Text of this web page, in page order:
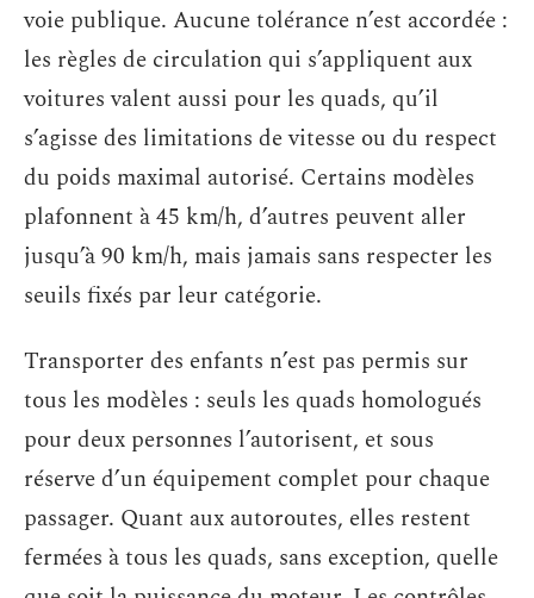
voie publique. Aucune tolérance n’est accordée :
les règles de circulation qui s’appliquent aux
voitures valent aussi pour les quads, qu’il
s’agisse des limitations de vitesse ou du respect
du poids maximal autorisé. Certains modèles
plafonnent à 45 km/h, d’autres peuvent aller
jusqu’à 90 km/h, mais jamais sans respecter les
seuils fixés par leur catégorie.
Transporter des enfants n’est pas permis sur
tous les modèles : seuls les quads homologués
pour deux personnes l’autorisent, et sous
réserve d’un équipement complet pour chaque
passager. Quant aux autoroutes, elles restent
fermées à tous les quads, sans exception, quelle